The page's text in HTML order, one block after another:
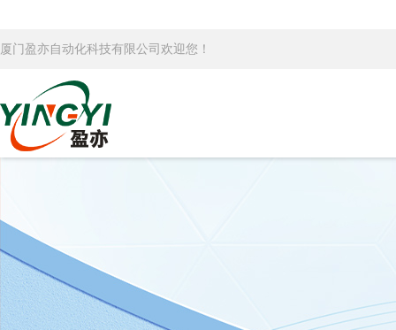
厦门盈亦自动化科技有限公司欢迎您！